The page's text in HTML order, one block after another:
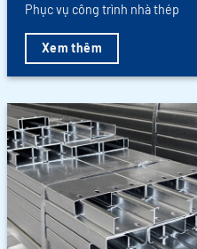
Phục vụ công trình nhà thép
Xem thêm